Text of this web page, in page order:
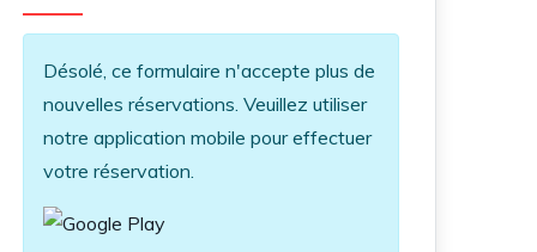
Information message
Désolé, ce formulaire n'accepte plus de
nouvelles réservations. Veuillez utiliser
notre application mobile pour effectuer
votre réservation.